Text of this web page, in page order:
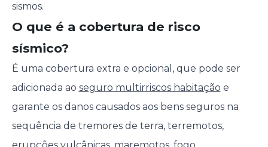
sismos.
O que é a cobertura de risco
sísmico?
É uma cobertura extra e opcional, que pode ser
adicionada ao seguro multirriscos habitação e
garante os danos causados aos bens seguros na
sequência de tremores de terra, terremotos,